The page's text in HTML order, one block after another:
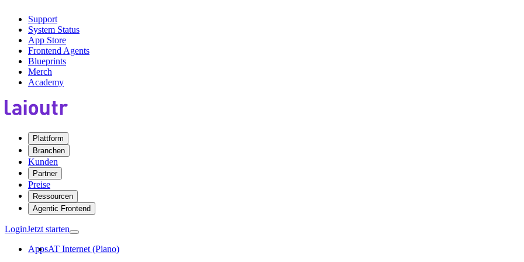
Support
System Status
App Store
Frontend Agents
Blueprints
Merch
Academy
Plattform
Branchen
Kunden
Partner
Preise
Ressourcen
Agentic Frontend
LoginJetzt starten
AppsAT Internet (Piano)